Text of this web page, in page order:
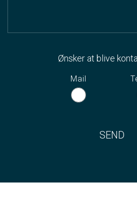
Ønsker at blive
Mail